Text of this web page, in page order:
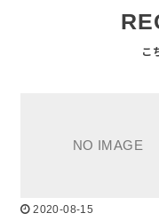
2020-08-15